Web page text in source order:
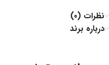
نظرات (0)
درباره برند